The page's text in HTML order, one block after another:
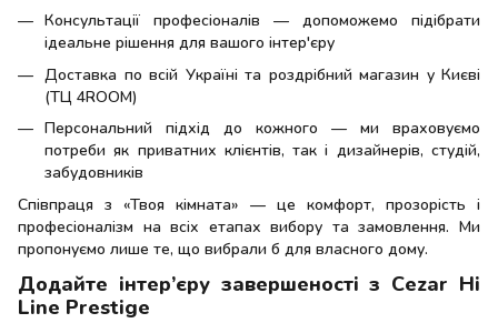
Консультації професіоналів — допоможемо підібрати
ідеальне рішення для вашого інтер'єру
Доставка по всій Україні та роздрібний магазин у Києві
(ТЦ 4ROOM)
Персональний підхід до кожного — ми враховуємо
потреби як приватних клієнтів, так і дизайнерів, студій,
забудовників
Співпраця з «Твоя кімната» — це комфорт, прозорість і
професіоналізм на всіх етапах вибору та замовлення. Ми
пропонуємо лише те, що вибрали б для власного дому.
Додайте інтер’єру завершеності з Cezar Hi
Line Prestige